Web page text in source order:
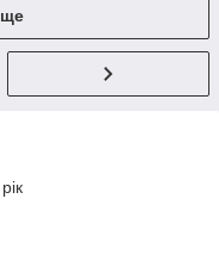
ще